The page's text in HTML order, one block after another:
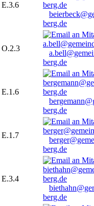
E.3.6
berg.de
O.2.3
berg.de
E.1.6
berg.de
E.1.7
berg.de
E.3.4
berg.de